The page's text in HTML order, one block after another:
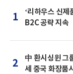
1
‘리하우스 신
B2C 공략 지속
2
中 환시싱윈 그
세 중국 화장품